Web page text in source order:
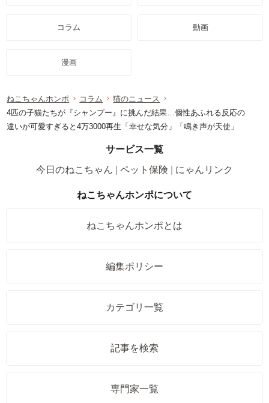
コラム 動画
漫画
ねこちゃんホンポ コラム
猫のニュース
4匹の子猫たちが『シャンプー』に挑んだ結果…個性あふれる反応の
違いが可愛すぎると4万3000再生「幸せな気分」「鳴き声が天使」
サービス一覧
今日のねこちゃん
ペット保険 にゃんリンク
ねこちゃんホンポについて
ねこちゃんホンポとは
編集ポリシー
カテゴリ一覧
記事を検索
専門家一覧